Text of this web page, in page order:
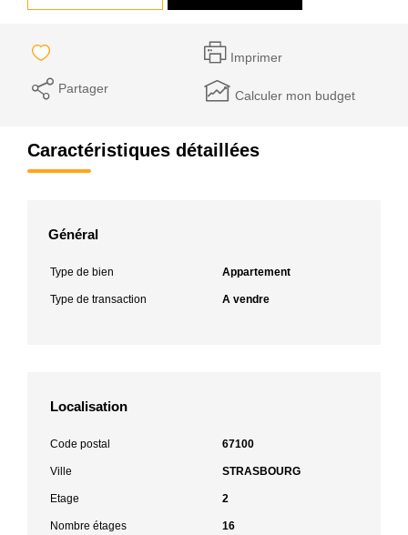
Imprimer
Partager Calculer mon budget
Caractéristiques détaillées
Général
Type de bien Appartement
Type de transaction A vendre
Localisation
Code postal 67100
Ville STRASBOURG
Etage 2
Nombre étages 16